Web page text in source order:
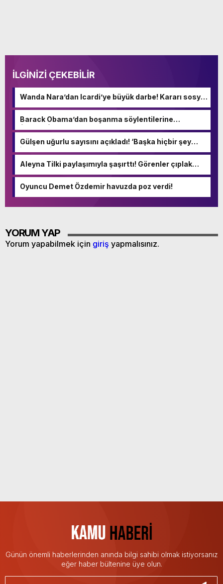
İLGİNİZİ ÇEKEBİLİR
Wanda Nara’dan Icardi’ye büyük darbe! Kararı sosyal
Barack Obama’dan boşanma söylentilerine
fotoğraflı yanıt
Gülşen uğurlu sayısını açıkladı! ‘Başka hiçbir şey
istemedim hayatta’
Aleyna Tilki paylaşımıyla şaşırttı! Görenler çıplak
sandı – Magazin Haberleri
Oyuncu Demet Özdemir havuzda poz verdi!
YORUM YAP
Yorum yapabilmek için giriş yapmalısınız.
Günün önemli haberlerinden anında bilgi sahibi olmak istiyorsanız
eğer haber bültenine üye olun.